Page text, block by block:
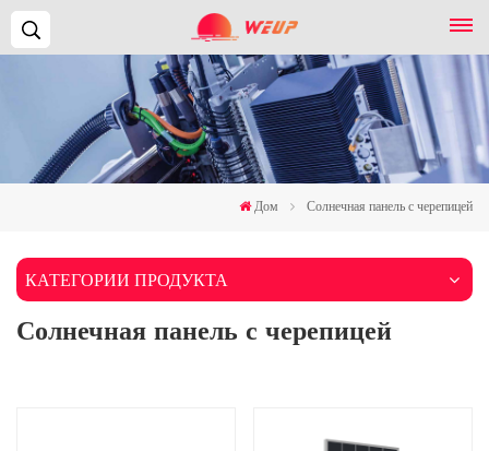
Дом Солнечная панель с черепицей
КАТЕГОРИИ ПРОДУКТА
Солнечная панель с черепицей